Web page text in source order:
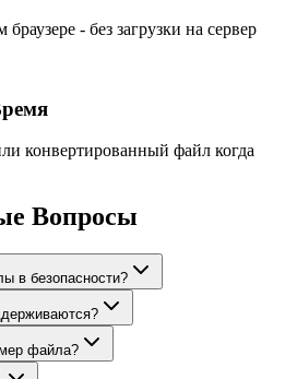
- без загрузки на сервер
конвертированный файл когда
Вопросы
в безопасности?
файла?